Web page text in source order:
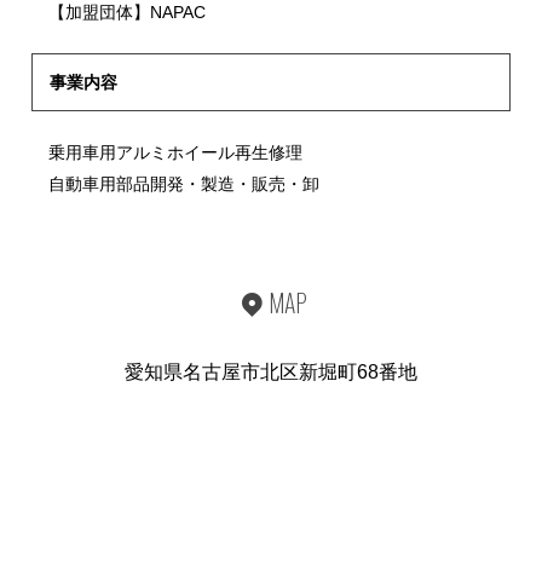
【加盟団体】NAPAC
事業内容
乗用車用アルミホイール再生修理
自動車用部品開発・製造・販売・卸
MAP
愛知県名古屋市北区新堀町68番地